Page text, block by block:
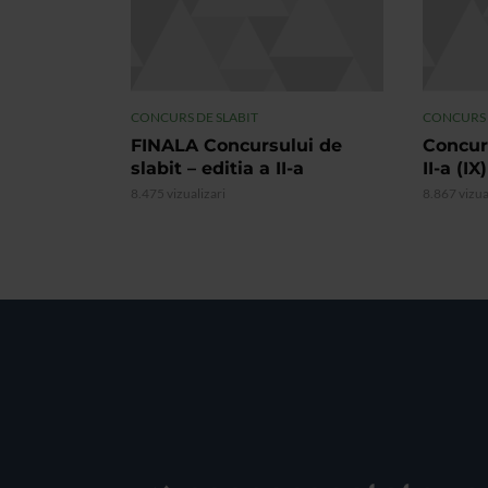
CONCURS DE SLABIT
FINALA Concursului de
slabit – editia a II-a
8.475 vizualizari
II-a (IX)
8.867